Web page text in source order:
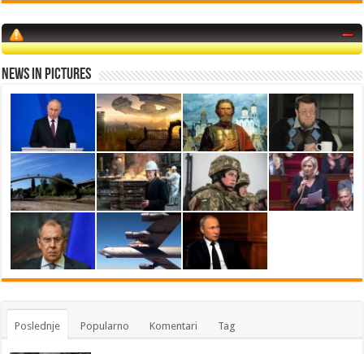
News in Pictures
Poslednje Popularno Komentari Tag